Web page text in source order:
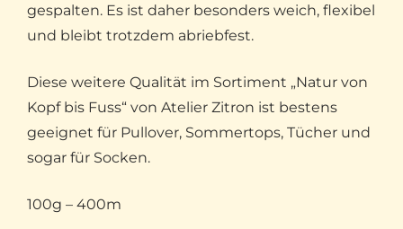
gespalten. Es ist daher besonders weich, flexibel
und bleibt trotzdem abriebfest.
Diese weitere Qualität im Sortiment „Natur von
Kopf bis Fuss“ von Atelier Zitron ist bestens
geeignet für Pullover, Sommertops, Tücher und
sogar für Socken.
100g – 400m